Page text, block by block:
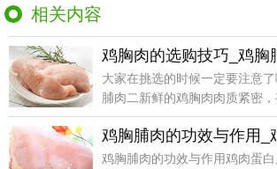
相关内容
大家在挑选的时候一定要注意
脯肉二新鲜的鸡胸肉肉质紧密
新鲜的鸡胸肉
鸡胸脯肉的功效与作用鸡肉蛋